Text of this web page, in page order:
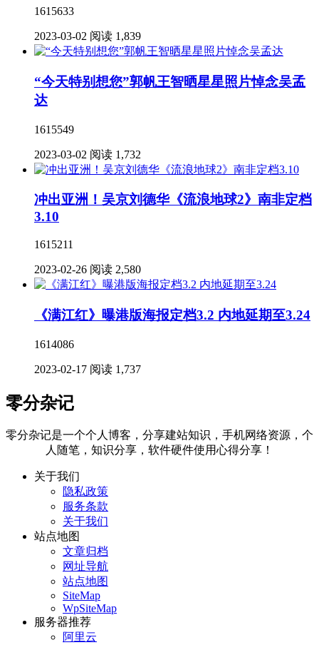
1615633
2023-03-02 阅读 1,839
“今天特别想您”郭帆王智晒星星照片悼念吴孟
达
1615549
2023-03-02 阅读 1,732
冲出亚洲！吴京刘德华《流浪地球2》南非定档
3.10
1615211
2023-02-26 阅读 2,580
《满江红》曝港版海报定档3.2 内地延期至3.24
1614086
2023-02-17 阅读 1,737
零分杂记
零分杂记是一个个人博客，分享建站知识，手机网络资源，个
人随笔，知识分享，软件硬件使用心得分享！
关于我们
隐私政策
服务条款
关于我们
站点地图
文章归档
网址导航
站点地图
SiteMap
WpSiteMap
服务器推荐
阿里云